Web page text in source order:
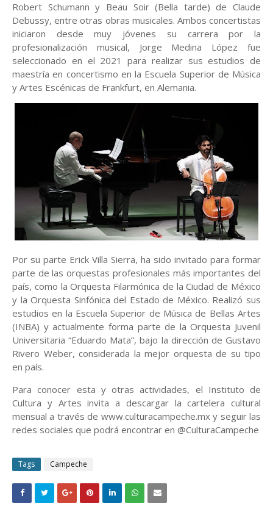
Robert Schumann y Beau Soir (Bella tarde) de Claude
Debussy, entre otras obras musicales. Ambos concertistas
iniciaron desde muy jóvenes su carrera por la
profesionalización musical, Jorge Medina López fue
seleccionado en el 2021 para realizar sus estudios de
maestría en concertismo en la Escuela Superior de Música
y Artes Escénicas de Frankfurt, en Alemania.
Por su parte Erick Villa Sierra, ha sido invitado para formar
parte de las orquestas profesionales más importantes del
país, como la Orquesta Filarmónica de la Ciudad de México
y la Orquesta Sinfónica del Estado de México. Realizó sus
estudios en la Escuela Superior de Música de Bellas Artes
(INBA) y actualmente forma parte de la Orquesta Juvenil
Universitaria “Eduardo Mata”, bajo la dirección de Gustavo
Rivero Weber, considerada la mejor orquesta de su tipo
en país.
Para conocer esta y otras actividades, el Instituto de
Cultura y Artes invita a descargar la cartelera cultural
mensual a través de www.culturacampeche.mx y seguir las
redes sociales que podrá encontrar en @CulturaCampeche
Tags Campeche